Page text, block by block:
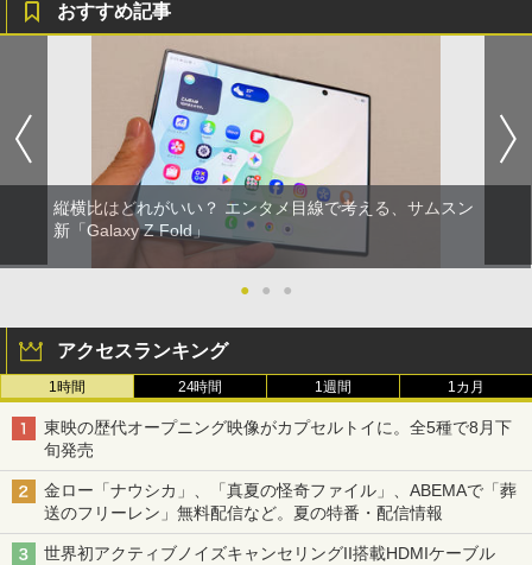
おすすめ記事
縦横比はどれがいい？ エンタメ目線で考える、サムスン
新「Galaxy Z Fold」
● ● ●
アクセスランキング
1時間 24時間 1週間 1カ月
東映の歴代オープニング映像がカプセルトイに。全5種で8月下
旬発売
金ロー「ナウシカ」、「真夏の怪奇ファイル」、ABEMAで「葬
送のフリーレン」無料配信など。夏の特番・配信情報
世界初アクティブノイズキャンセリングII搭載HDMIケーブル